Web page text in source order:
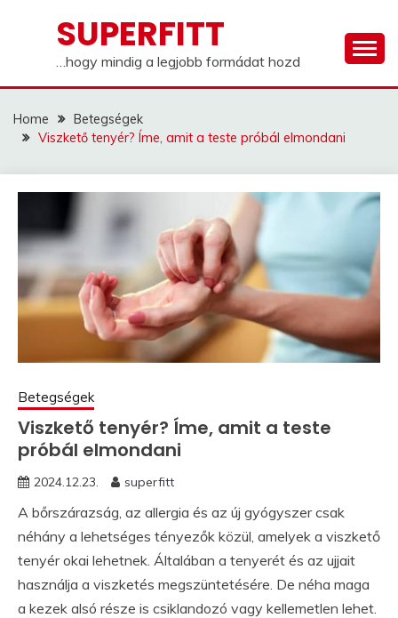
SUPERFITT
…hogy mindig a legjobb formádat hozd
Home
Betegségek
Viszkető tenyér? Íme, amit a teste próbál elmondani
Betegségek
Viszkető tenyér? Íme, amit a teste
próbál elmondani
2024.12.23. superfitt
A bőrszárazság, az allergia és az új gyógyszer csak
néhány a lehetséges tényezők közül, amelyek a viszkető
tenyér okai lehetnek. Általában a tenyerét és az ujjait
használja a viszketés megszüntetésére. De néha maga
a kezek alsó része is csiklandozó vagy kellemetlen lehet.